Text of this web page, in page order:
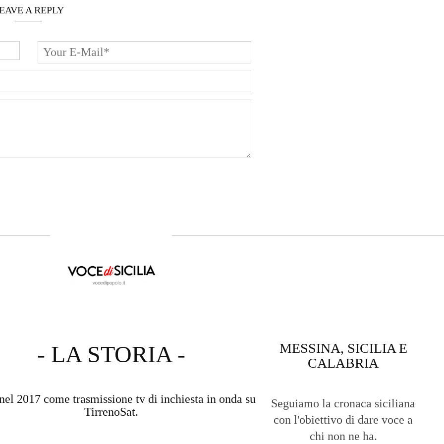
A REPLY
- LA STORIA -
2017 come trasmissione tv di inchiesta in onda su
TirrenoSat.
MESSINA, SICILIA E
CALABRIA
Seguiamo la cronaca siciliana
con l'obiettivo di dare voce a
chi non ne ha.